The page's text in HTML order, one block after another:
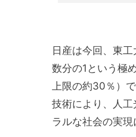
日産は今回、東
数分の1という極
上限の約30％）
技術により、人
ラルな社会の実